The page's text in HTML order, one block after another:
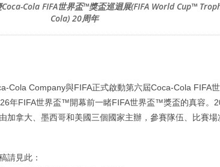
Cola FIFA世界盃™獎盃巡迴展(FIFA World Cup™
Cola) 20周年
Cola Company與FIFA正式啟動第六屆Coca-Cola FIFA
年FIFA世界盃™開幕前一睹FIFA世界盃™獎盃的真容。
拿大、墨西哥和美國三個國家主辦，參賽隊伍、比賽場
請見此：